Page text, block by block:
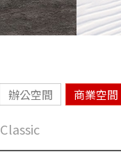
辦公空間 商業空間
Classic